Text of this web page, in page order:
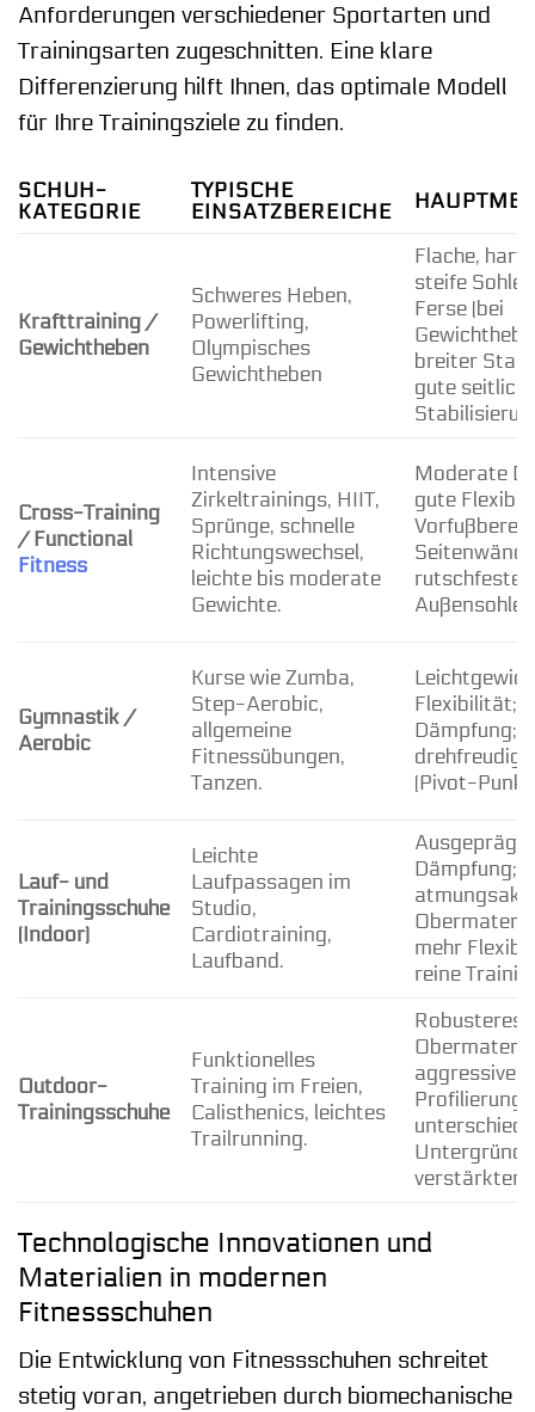
Anforderungen verschiedener Sportarten und
Trainingsarten zugeschnitten. Eine klare
Differenzierung hilft Ihnen, das optimale Modell
für Ihre Trainingsziele zu finden.
SCHUH-
KATEGORIE
TYPISCHE
EINSATZBEREICHE
Krafttraining /
Gewichtheben
Schweres Heben,
Powerlifting,
Olympisches
Gewichtheben
Flache,
steife Sohle;
Ferse (bei
breiter
gute
Cross-Training
/ Functional
Fitness
Intensive
Zirkeltrainings, HIIT,
Sprünge, schnelle
Richtungswechsel,
leichte bis moderate
Gewichte.
Moderate
gute
rutschfeste
Außensohle.
Gymnastik /
Aerobic
Kurse wie Zumba,
Step-Aerobic,
allgemeine
Fitnessübungen,
Tanzen.
Flexibilität;
Dämpfung;
(Pivot-
Lauf- und
Trainingsschuhe
(Indoor)
Leichte
Laufpassagen im
Studio,
Cardiotraining,
Laufband.
Ausgeprägte
Dämpfung;
mehr
reine
Outdoor-
Trainingsschuhe
Funktionelles
Training im Freien,
Calisthenics, leichtes
Trailrunning.
Robusteres
aggressive
Profilierung
verstärkter
Technologische Innovationen und
Materialien in modernen
Fitnessschuhen
Die Entwicklung von Fitnessschuhen schreitet
stetig voran, angetrieben durch biomechanische